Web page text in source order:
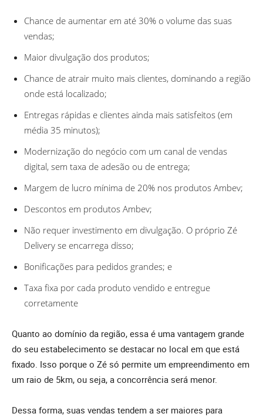
Chance de aumentar em até 30% o volume das suas
vendas;
Maior divulgação dos produtos;
Chance de atrair muito mais clientes, dominando a região
onde está localizado;
Entregas rápidas e clientes ainda mais satisfeitos (em
média 35 minutos);
Modernização do negócio com um canal de vendas
digital, sem taxa de adesão ou de entrega;
Margem de lucro mínima de 20% nos produtos Ambev;
Descontos em produtos Ambev;
Não requer investimento em divulgação. O próprio Zé
Delivery se encarrega disso;
Bonificações para pedidos grandes; e
Taxa fixa por cada produto vendido e entregue
corretamente
Quanto ao domínio da região, essa é uma vantagem grande
do seu estabelecimento se destacar no local em que está
fixado. Isso porque o Zé só permite um empreendimento em
um raio de 5km, ou seja, a concorrência será menor.
Dessa forma, suas vendas tendem a ser maiores para